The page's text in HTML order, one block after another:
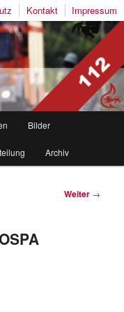
Impressum
Kontakt
Mutlangen
Bilder
Archiv
Weiter →